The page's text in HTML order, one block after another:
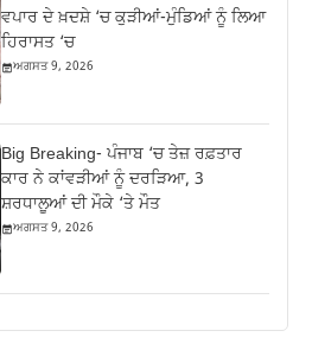
ਵਪਾਰ ਦੇ ਖ਼ਦਸ਼ੇ ‘ਚ ਕੁੜੀਆਂ-ਮੁੰਡਿਆਂ ਨੂੰ ਲਿਆ
ਹਿਰਾਸਤ ‘ਚ
ਅਗਸਤ 9, 2026
Big Breaking- ਪੰਜਾਬ ‘ਚ ਤੇਜ਼ ਰਫ਼ਤਾਰ
ਕਾਰ ਨੇ ਕਾਂਵੜੀਆਂ ਨੂੰ ਦਰੜਿਆ, 3
ਸ਼ਰਧਾਲੂਆਂ ਦੀ ਮੌਕੇ ‘ਤੇ ਮੌਤ
ਅਗਸਤ 9, 2026